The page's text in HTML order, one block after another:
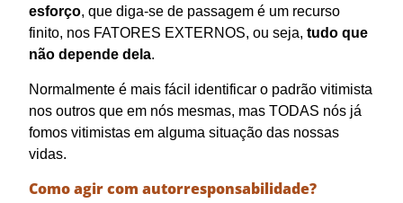
esforço, que diga-se de passagem é um recurso
finito, nos FATORES EXTERNOS, ou seja, tudo que
não depende dela.
Normalmente é mais fácil identificar o padrão vitimista
nos outros que em nós mesmas, mas TODAS nós já
fomos vitimistas em alguma situação das nossas
vidas.
Como agir com autorresponsabilidade?